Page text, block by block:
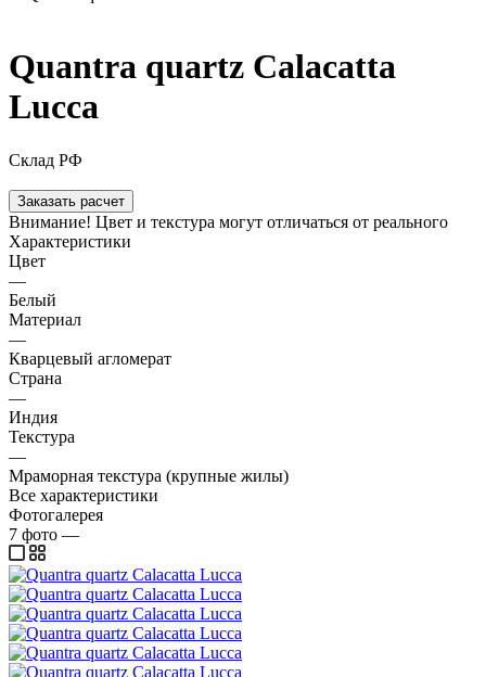
Quantra quartz Calacatta
Lucca
Склад РФ
Заказать расчет
Внимание! Цвет и текстура могут отличаться от реального
Характеристики
Цвет
—
Белый
Материал
—
Кварцевый агломерат
Страна
—
Индия
Текстура
—
Мраморная текстура (крупные жилы)
Все характеристики
Фотогалерея
7 фото —